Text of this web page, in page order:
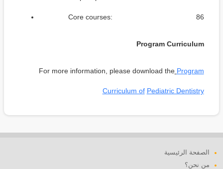
Core courses: 86
Program Curriculum
For more information, please download the Program
Curriculum of Pediatric Dentistry
الصفحة الرئيسية
من نحن؟